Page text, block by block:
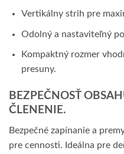
Vertikálny strih pre
Odolný a nastaviteľný
Kompaktný rozmer
presuny.
BEZPEČNOSŤ
ČLENENIE.
Bezpečné zapínanie a
pre cennosti. Ideálna pre